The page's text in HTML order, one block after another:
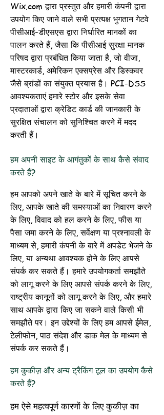
Wix.com द्वारा प्रस्तुत और हमारी कंपनी द्वारा
उपयोग किए जाने वाले सभी प्रत्यक्ष भुगतान गेटवे
पीसीआई-डीएसएस द्वारा निर्धारित मानकों का
पालन करते हैं, जैसा कि पीसीआई सुरक्षा मानक
परिषद द्वारा प्रबंधित किया जाता है, जो वीजा,
मास्टरकार्ड, अमेरिकन एक्सप्रेस और डिस्कवर
जैसे ब्रांडों का संयुक्त प्रयास है। PCI-DSS
आवश्यकताएं हमारे स्टोर और इसके सेवा
प्रदाताओं द्वारा क्रेडिट कार्ड की जानकारी के
सुरक्षित संचालन को सुनिश्चित करने में मदद
करती हैं।
हम अपनी साइट के आगंतुकों के साथ कैसे संवाद
करते हैं?
हम आपको अपने खाते के बारे में सूचित करने के
लिए, आपके खाते की समस्याओं का निवारण करने
के लिए, विवाद को हल करने के लिए, फीस या
पैसा जमा करने के लिए, सर्वेक्षण या प्रश्नावली के
माध्यम से, हमारी कंपनी के बारे में अपडेट भेजने के
लिए, या अन्यथा आवश्यक होने के लिए आपसे
संपर्क कर सकते हैं। हमारे उपयोगकर्ता समझौते
को लागू करने के लिए आपसे संपर्क करने के लिए,
राष्ट्रीय कानूनों को लागू करने के लिए, और हमारे
साथ आपके द्वारा किए जा सकने वाले किसी भी
समझौते पर। इन उद्देश्यों के लिए हम आपसे ईमेल,
टेलीफोन, पाठ संदेश और डाक मेल के माध्यम से
संपर्क कर सकते हैं।
हम कुकीज़ और अन्य ट्रैकिंग टूल का उपयोग कैसे
करते हैं?
हम ऐसे महत्वपूर्ण कारणों के लिए कुकीज़ का